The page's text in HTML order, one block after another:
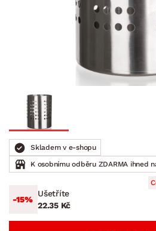
Skladem v e-shopu
K osobnímu odběru ZDARMA ihned
-15%
Ušetříte
22.35 Kč